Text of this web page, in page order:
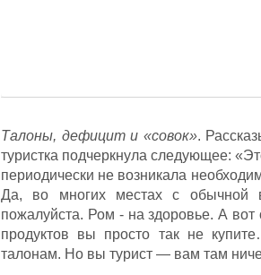
Талоны, дефицит и «совок».
туристка подчеркнула следующее:
периодически не возникала
Да, во многих местах с обычной
пожалуйста. Ром - на здоровье. А
продуктов вы просто так не
талонам. Но вы турист — вам там